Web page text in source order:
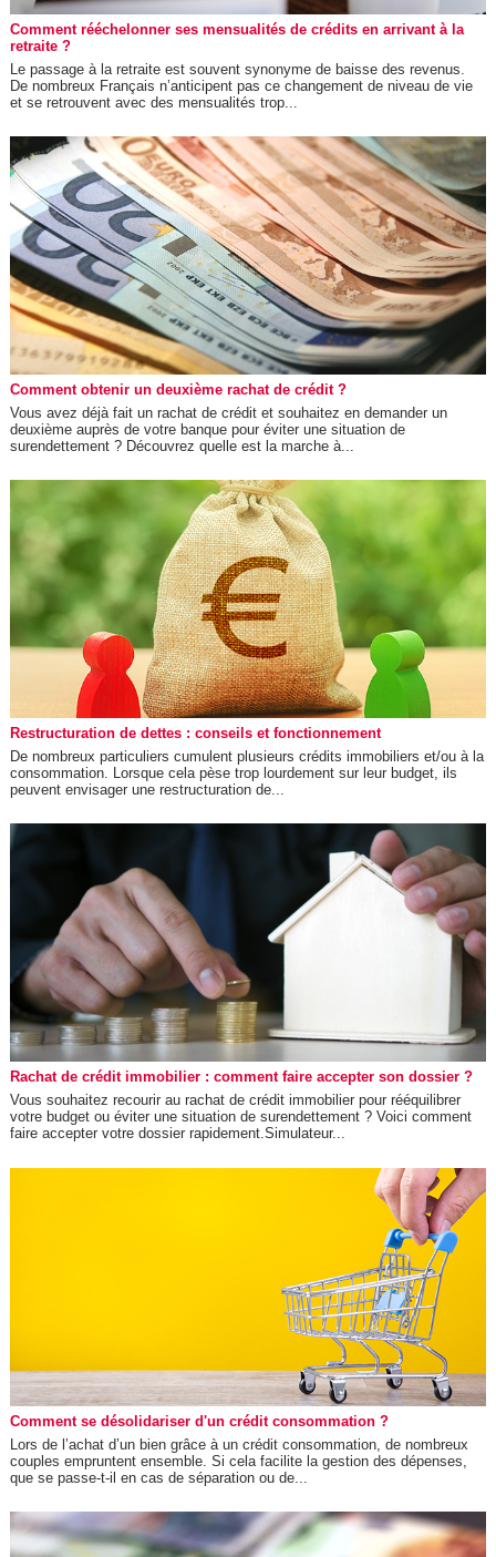
Comment rééchelonner ses mensualités de crédits en arrivant à la
retraite ?
Le passage à la retraite est souvent synonyme de baisse des revenus.
De nombreux Français n’anticipent pas ce changement de niveau de vie
et se retrouvent avec des mensualités trop...
Comment obtenir un deuxième rachat de crédit ?
Vous avez déjà fait un rachat de crédit et souhaitez en demander un
deuxième auprès de votre banque pour éviter une situation de
surendettement ? Découvrez quelle est la marche à...
Restructuration de dettes : conseils et fonctionnement
De nombreux particuliers cumulent plusieurs crédits immobiliers et/ou à la
consommation. Lorsque cela pèse trop lourdement sur leur budget, ils
peuvent envisager une restructuration de...
Rachat de crédit immobilier : comment faire accepter son dossier ?
Vous souhaitez recourir au rachat de crédit immobilier pour rééquilibrer
votre budget ou éviter une situation de surendettement ? Voici comment
faire accepter votre dossier rapidement.Simulateur...
Comment se désolidariser d'un crédit consommation ?
Lors de l’achat d’un bien grâce à un crédit consommation, de nombreux
couples empruntent ensemble. Si cela facilite la gestion des dépenses,
que se passe-t-il en cas de séparation ou de...